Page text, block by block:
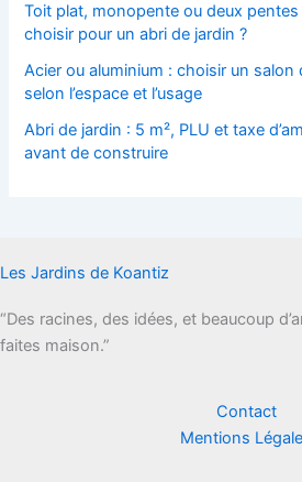
Toit plat, monopente ou deux
choisir pour un abri de jardin ?
Acier ou aluminium : choisir un salon
selon l’espace et l’usage
Abri de jardin : 5 m², PLU et taxe
avant de construire
Les Jardins de Koantiz
“Des racines, des idées, et beaucoup
faites maison.”
Contact
Mentions